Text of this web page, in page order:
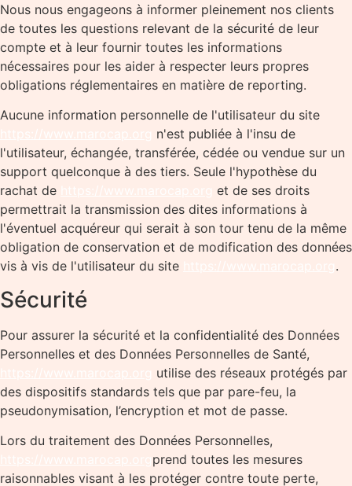
Nous nous engageons à informer pleinement nos clients
de toutes les questions relevant de la sécurité de leur
compte et à leur fournir toutes les informations
nécessaires pour les aider à respecter leurs propres
obligations réglementaires en matière de reporting.
Aucune information personnelle de l'utilisateur du site
n'est publiée à l'insu de
l'utilisateur, échangée, transférée, cédée ou vendue sur un
support quelconque à des tiers. Seule l'hypothèse du
rachat de
et de ses droits
permettrait la transmission des dites informations à
l'éventuel acquéreur qui serait à son tour tenu de la même
obligation de conservation et de modification des données
vis à vis de l'utilisateur du site
.
Sécurité
Pour assurer la sécurité et la confidentialité des Données
Personnelles et des Données Personnelles de Santé,
utilise des réseaux protégés par
des dispositifs standards tels que par pare-feu, la
pseudonymisation, l’encryption et mot de passe.
Lors du traitement des Données Personnelles,
prend toutes les mesures
raisonnables visant à les protéger contre toute perte,